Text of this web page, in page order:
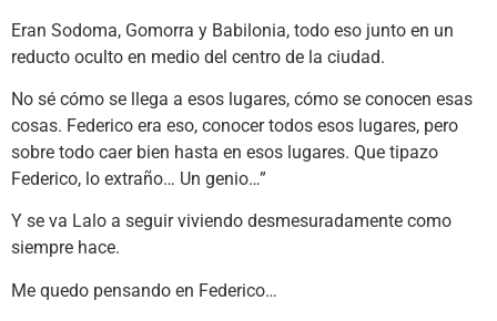
Eran Sodoma, Gomorra y Babilonia, todo eso junto en un
reducto oculto en medio del centro de la ciudad.
No sé cómo se llega a esos lugares, cómo se conocen esas
cosas. Federico era eso, conocer todos esos lugares, pero
sobre todo caer bien hasta en esos lugares. Que tipazo
Federico, lo extraño… Un genio…”
Y se va Lalo a seguir viviendo desmesuradamente como
siempre hace.
Me quedo pensando en Federico…